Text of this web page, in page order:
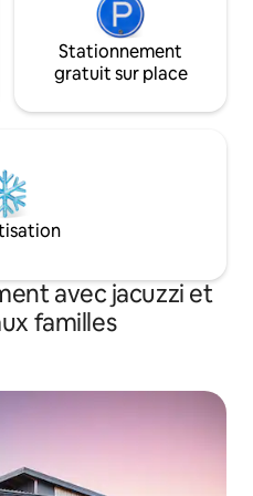
Stationnement
gratuit sur place
avec jacuzzi et
familles